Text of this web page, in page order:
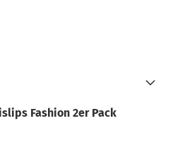
Fashion 2er Pack